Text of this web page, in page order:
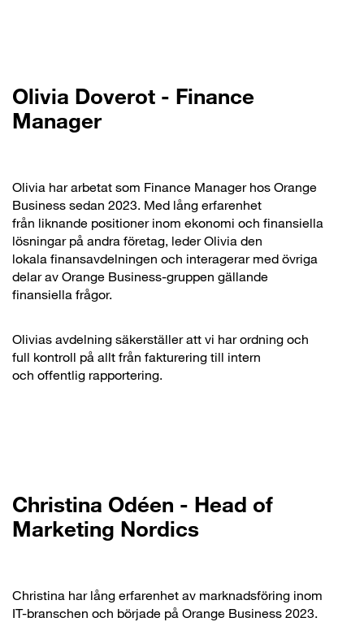
Olivia Doverot - Finance
Manager
Olivia har arbetat som Finance Manager hos Orange
Business sedan 2023. Med lång erfarenhet
från liknande positioner inom ekonomi och finansiella
lösningar på andra företag, leder Olivia den
lokala finansavdelningen och interagerar med övriga
delar av Orange Business-gruppen gällande
finansiella frågor.
Olivias avdelning säkerställer att vi har ordning och
full kontroll på allt från fakturering till intern
och offentlig rapportering.
Christina Odéen - Head of
Marketing Nordics
Christina har lång erfarenhet av marknadsföring inom
IT-branschen och började på Orange Business 2023.